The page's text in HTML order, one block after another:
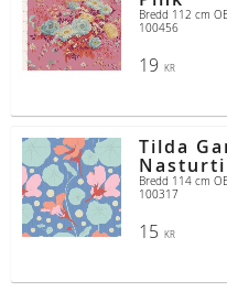
Bredd 112 cm
100456
19 KR
Tilda
Bredd 114 cm
100317
15 KR